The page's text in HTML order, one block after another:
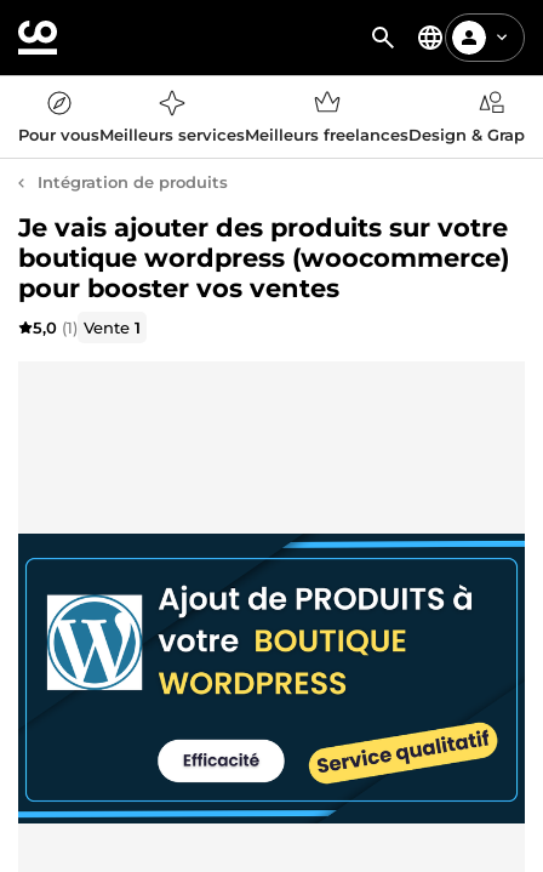
Pour vousMeilleurs servicesMeilleurs freelancesDesign &
Intégration de produits
Je vais ajouter des produits sur votre
boutique wordpress (woocommerce)
pour booster vos ventes
5,0 (1) Vente1